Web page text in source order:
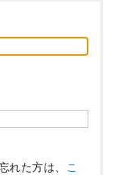
れた方は、 こ